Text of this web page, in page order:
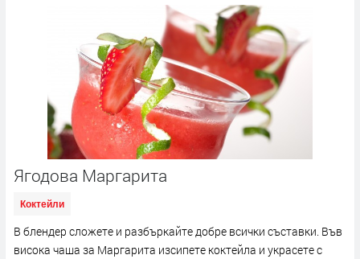
Ягодова Маргарита
Коктейли
В блендер сложете и разбъркайте добре всички съставки. Във
висока чаша за Маргарита изсипете коктейла и украсете с